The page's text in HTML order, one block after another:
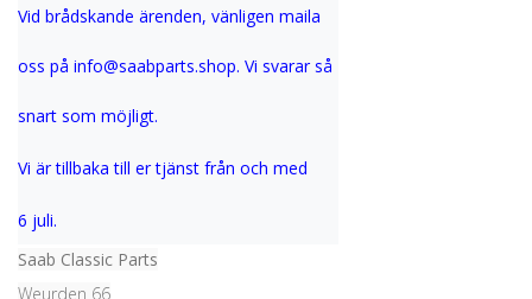
Vid brådskande ärenden, vänligen maila
oss på info@saabparts.shop. Vi svarar så
snart som möjligt.
Vi är tillbaka till er tjänst från och med
6 juli.
Saab Classic Parts
Weurden 66